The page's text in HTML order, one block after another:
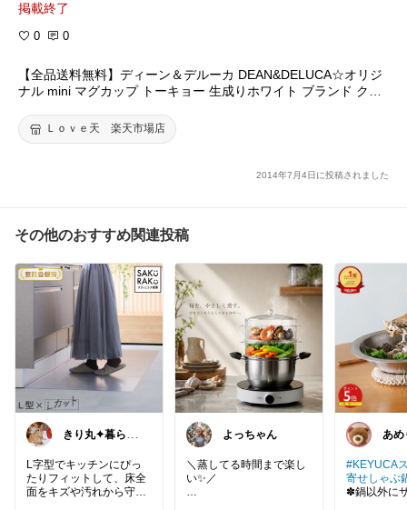
掲載終了
0 0
【全品送料無料】ディーン＆デルーカ DEAN&DELUCA☆オリジ
ナル mini マグカップ トーキョー 生成りホワイト ブランド クリ
Ｌｏｖｅ天 楽天市場店
2014年7月4日に投稿されました
その他のおすすめ関連投稿
きり丸✦暮らし
セレクト🐇
L字型でキッチンにぴっ
たりフィットして、床全
面をキズや汚れから守っ
よっちゃん
＼蒸してる時間まで楽し
い✨／
あめ
イン
#KEYUCA
寄せしゃぶ
✽鍋以外に